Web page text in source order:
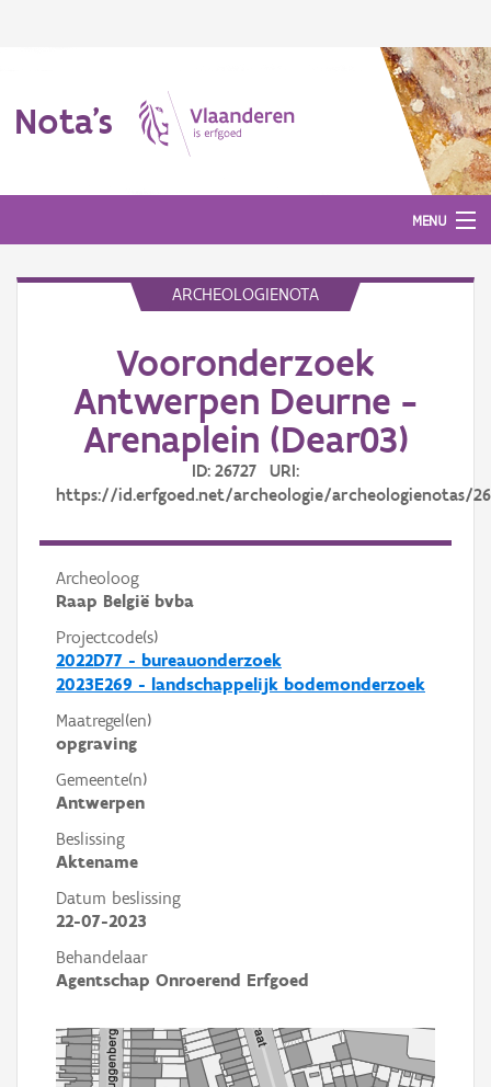
Nota's
MENU
ARCHEOLOGIENOTA
Vooronderzoek
Antwerpen Deurne -
Arenaplein (Dear03)
ID: 26727 URI:
https://id.erfgoed.net/archeologie/archeologienotas/
Archeoloog
Raap België bvba
Projectcode(s)
2022D77 - bureauonderzoek
2023E269 - landschappelijk bodemonderzoek
Maatregel(en)
opgraving
Gemeente(n)
Antwerpen
Beslissing
Aktename
Datum beslissing
22-07-2023
Behandelaar
Agentschap Onroerend Erfgoed